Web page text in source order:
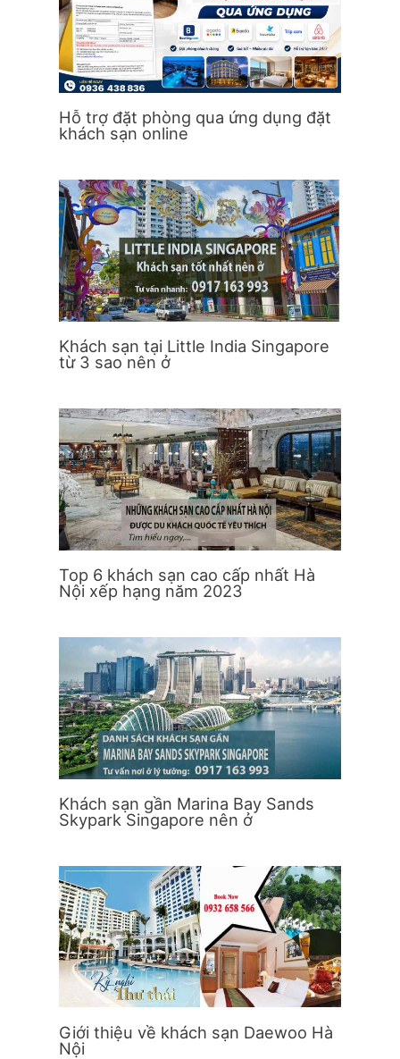
Hỗ trợ đặt phòng qua ứng dụng đặt
khách sạn online
Khách sạn tại Little India Singapore
từ 3 sao nên ở
Top 6 khách sạn cao cấp nhất Hà
Nội xếp hạng năm 2023
Khách sạn gần Marina Bay Sands
Skypark Singapore nên ở
Giới thiệu về khách sạn Daewoo Hà
Nội